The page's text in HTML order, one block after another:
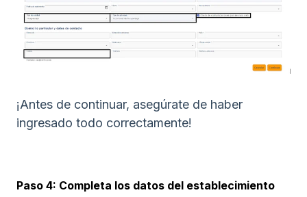
¡Antes de continuar, asegúrate de haber
ingresado todo correctamente!
Paso 4: Completa los datos del establecimiento